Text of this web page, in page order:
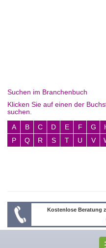
Suchen im Branchenbuch
Klicken Sie auf einen der
suchen.
A
B C D E F G
P
Q R S T U V
Kostenlose Beratung